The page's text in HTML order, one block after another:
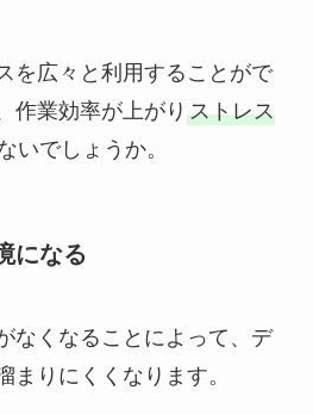
を広々と利用することがで
作業効率が上がり ストレス
いでしょうか。
になる
なくなることによって、デ
まりにくくなります。